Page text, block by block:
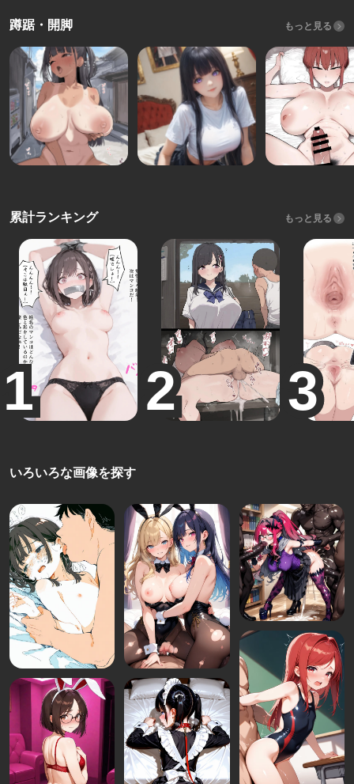
蹲踞・開脚 もっと見る
累計ランキング もっと見る
いろいろな画像を探す